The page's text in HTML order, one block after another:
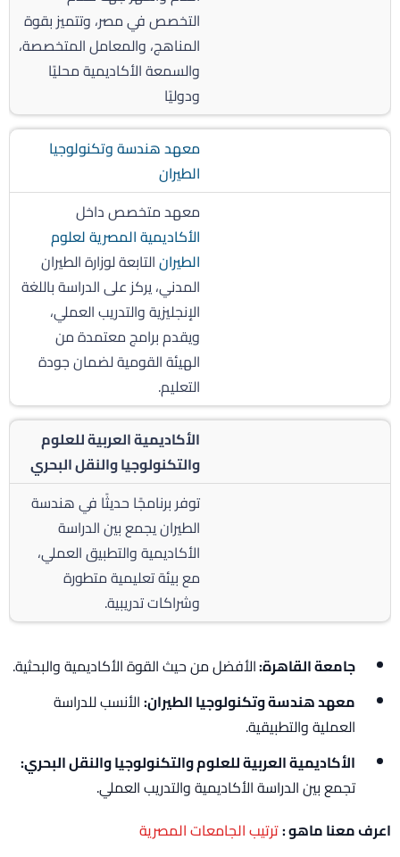
التخصص في مصر، وتتميز بقوة
المناهج، والمعامل المتخصصة،
والسمعة الأكاديمية محليًا
ودوليًا
معهد هندسة وتكنولوجيا
الطيران
معهد متخصص داخل
الأكاديمية المصرية لعلوم
الطيرانالتابعة لوزارة الطيران
المدني، يركز على الدراسة باللغة
الإنجليزية والتدريب العملي،
ويقدم برامج معتمدة من
الهيئة القومية لضمان جودة
التعليم.
الأكاديمية العربية للعلوم
والتكنولوجيا والنقل البحري
توفر برنامجًا حديثًا في هندسة
الطيران يجمع بين الدراسة
الأكاديمية والتطبيق العملي،
مع بيئة تعليمية متطورة
وشراكات تدريبية.
جامعة القاهرة:الأفضل من حيث القوة الأكاديمية والبحثية.
معهد هندسة وتكنولوجيا الطيران:الأنسب للدراسة
العملية والتطبيقية.
الأكاديمية العربية للعلوم والتكنولوجيا والنقل البحري:
تجمع بين الدراسة الأكاديمية والتدريب العملي.
اعرف معنا ماهو :ترتيب الجامعات المصرية